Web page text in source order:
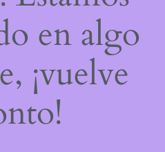
en algo
¡vuelve